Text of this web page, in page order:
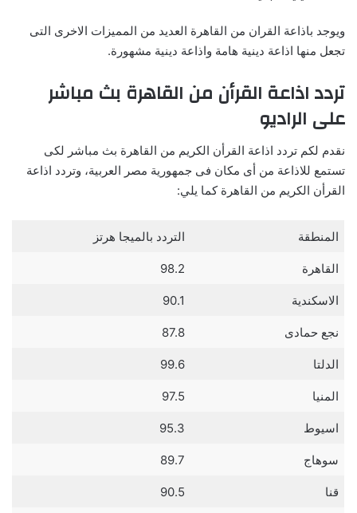
ويوجد باذاعة القران من القاهرة العديد من المميزات الاخرى التى
تجعل منها اذاعة دينية هامة واذاعة دينية مشهورة.
تردد اذاعة القرأن من القاهرة بث مباشر
على الراديو
نقدم لكم تردد اذاعة القرأن الكريم من القاهرة بث مباشر لكى
تستمع للاذاعة من أى مكان فى جمهورية مصر العربية، وتردد اذاعة
القرأن الكريم من القاهرة كما يلي:
المنطقة التردد بالميجا هرتز
القاهرة 98.2
الاسكندية 90.1
نجع حمادى 87.8
الدلتا 99.6
المنيا 97.5
اسيوط 95.3
سوهاج 89.7
قنا 90.5